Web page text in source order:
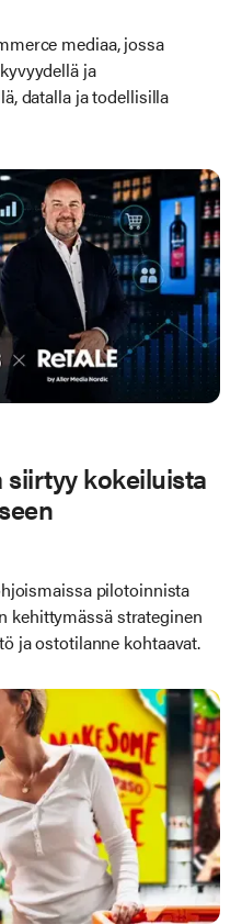
mediaa, jossa
ja
datalla ja todellisilla
siirtyy kokeiluista
pilotoinnista
kehittymässä strateginen
ja ostotilanne kohtaavat.